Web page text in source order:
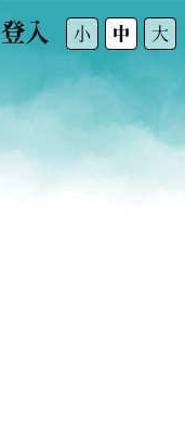
登入 小 中 大